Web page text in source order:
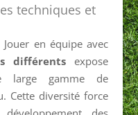
techniques et
en équipe avec
différents expose
large gamme de
Cette diversité force